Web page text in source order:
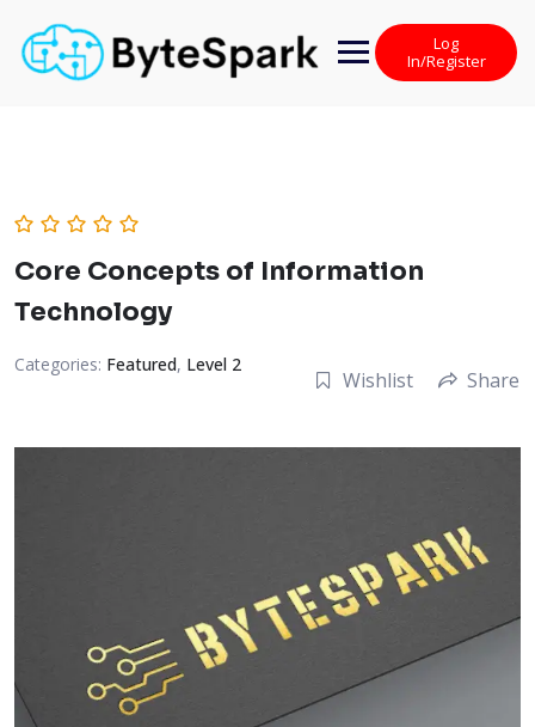
content
Log
In/Register
Core Concepts of Information
Technology
Categories: Featured, Level 2
Wishlist Share